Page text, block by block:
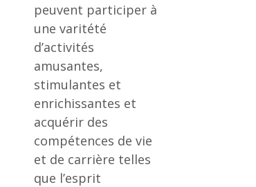
peuvent participer à
une varitété
d’activités
amusantes,
stimulantes et
enrichissantes et
acquérir des
compétences de vie
et de carrière telles
que l’esprit